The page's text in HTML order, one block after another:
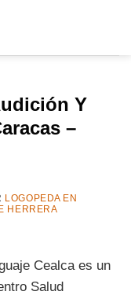
Y
–
LOGOPEDA EN
HERRERA
Cealca es un
Salud